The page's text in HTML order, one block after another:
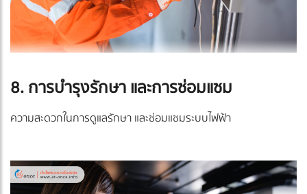
8. การบำรุงรักษา และการซ่อมแซม
ความสะดวกในการดูแลรักษา และซ่อมแซมระบบไฟฟ้า